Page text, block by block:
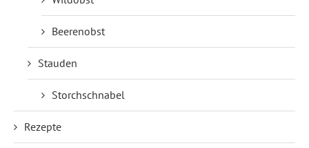
Beerenobst
Stauden
Storchschnabel
Rezepte